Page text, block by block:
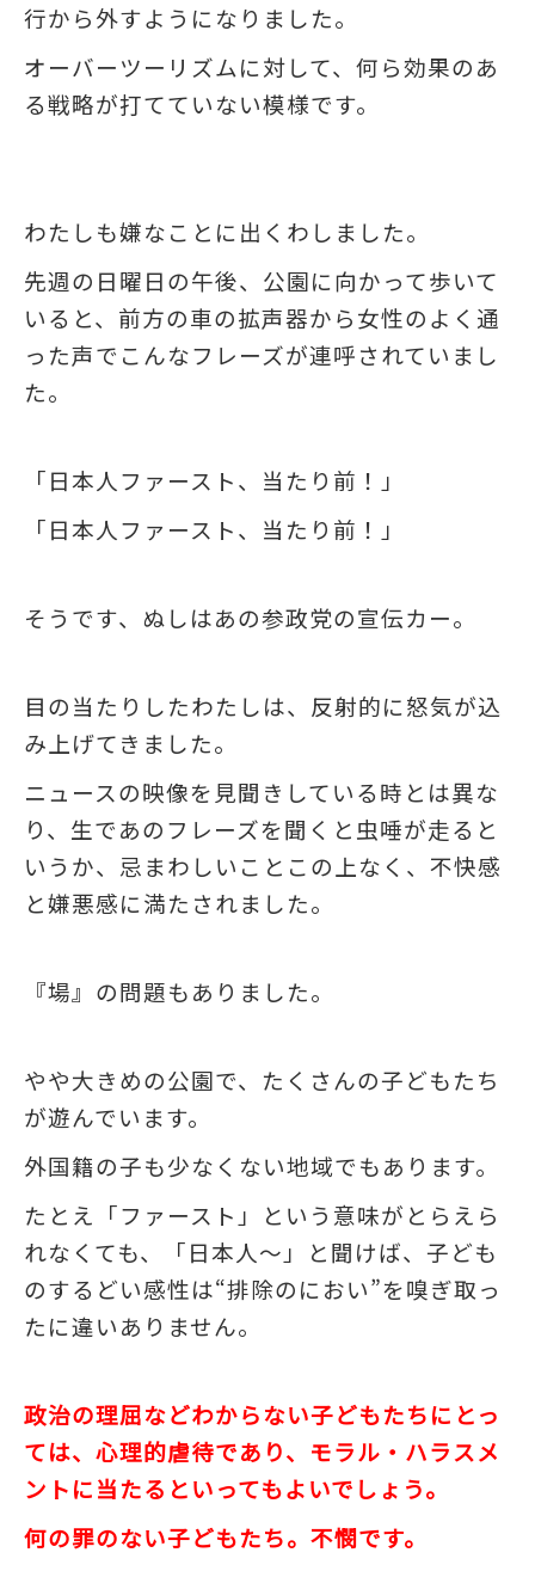
行から外すようになりました。
オーバーツーリズムに対して、何ら効果のあ
る戦略が打てていない模様です。
わたしも嫌なことに出くわしました。
先週の日曜日の午後、公園に向かって歩いて
いると、前方の車の拡声器から女性のよく通
った声でこんなフレーズが連呼されていまし
た。
「日本人ファースト、当たり前！」
「日本人ファースト、当たり前！」
そうです、ぬしはあの参政党の宣伝カー。
目の当たりしたわたしは、反射的に怒気が込
み上げてきました。
ニュースの映像を見聞きしている時とは異な
り、生であのフレーズを聞くと虫唾が走ると
いうか、忌まわしいことこの上なく、不快感
と嫌悪感に満たされました。
『場』の問題もありました。
やや大きめの公園で、たくさんの子どもたち
が遊んでいます。
外国籍の子も少なくない地域でもあります。
たとえ「ファースト」という意味がとらえら
れなくても、「日本人～」と聞けば、子ども
のするどい感性は“排除のにおい”を嗅ぎ取っ
たに違いありません。
政治の理屈などわからない子どもたちにとっ
ては、心理的虐待であり、モラル・ハラスメ
ントに当たるといってもよいでしょう。
何の罪のない子どもたち。不憫です。